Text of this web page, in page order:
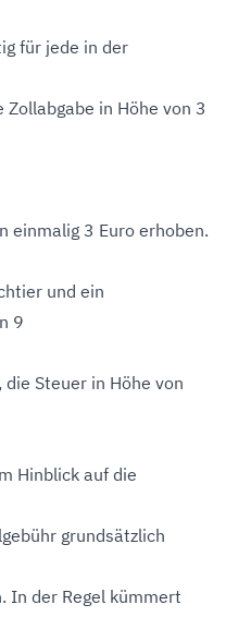
für jede in der
in Höhe von 3
einmalig 3 Euro erhoben.
und ein
9
Steuer in Höhe von
Hinblick auf die
grundsätzlich
In der Regel kümmert